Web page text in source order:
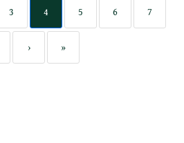
3 4 5 6 7
› »